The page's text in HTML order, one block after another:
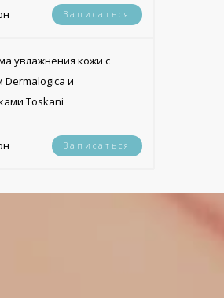
Записаться
увлажнения кожи с
Dermalogica и
Toskani
Записаться